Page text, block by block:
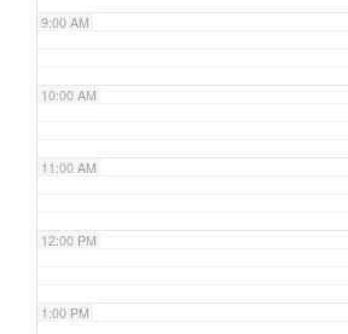
9:00 AM
10:00 AM
11:00 AM
12:00 PM
1:00 PM